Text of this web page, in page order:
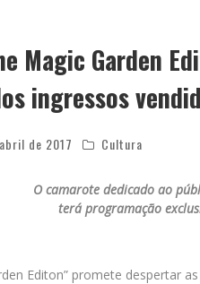
Magic Garden
ingressos
de 2017 Cultura
O camarote dedicado ao
terá programação
Editon” promete despertar